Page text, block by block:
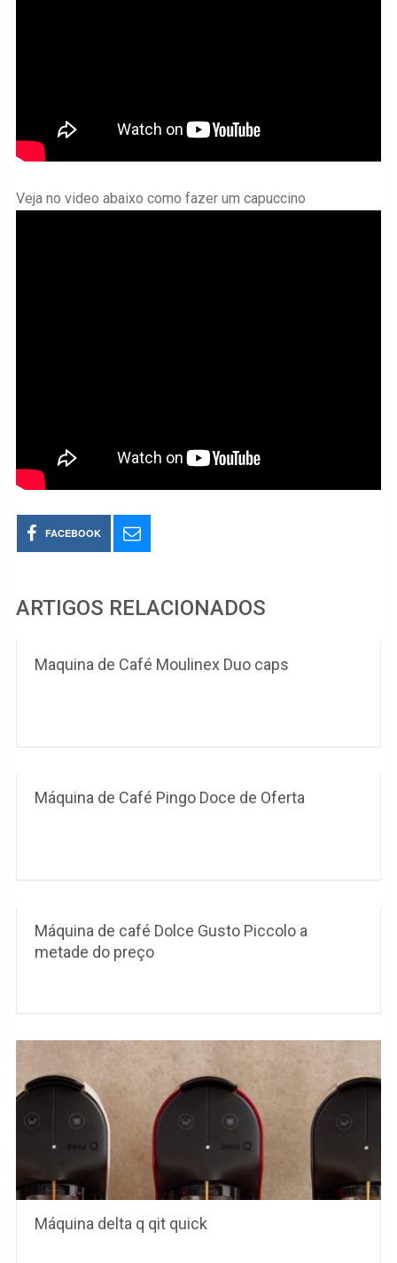
Veja no video abaixo como fazer um capuccino
FACEBOOK
ARTIGOS RELACIONADOS
Maquina de Café Moulinex Duo caps
Máquina de Café Pingo Doce de Oferta
Máquina de café Dolce Gusto Piccolo a
metade do preço
Máquina delta q qit quick